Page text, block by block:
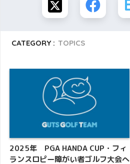
CATEGORY : TOPICS
2025年 PGA HANDA CUP・フィ
ランスロピー障がい者ゴルフ大会へ